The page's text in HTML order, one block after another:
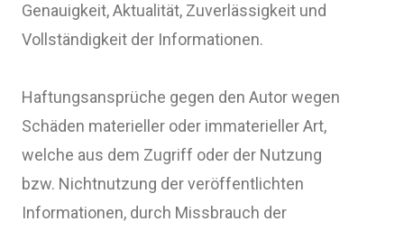
Genauigkeit, Aktualität, Zuverlässigkeit und
Vollständigkeit der Informationen.
Haftungsansprüche gegen den Autor wegen
Schäden materieller oder immaterieller Art,
welche aus dem Zugriff oder der Nutzung
bzw. Nichtnutzung der veröffentlichten
Informationen, durch Missbrauch der